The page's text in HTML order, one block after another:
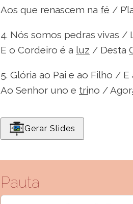
Aos que renascem na fé /
4. Nós somos pedras vivas /
E o Cordeiro é a luz / Desta
5. Glória ao Pai e ao Filho /
Ao Senhor uno e trino / Agor
Gerar Slides
Pauta